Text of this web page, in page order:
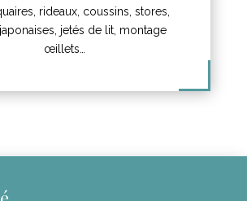
rideaux, coussins, stores,
jetés de lit, montage
œillets…